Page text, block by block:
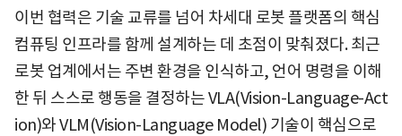
이번 협력은 기술 교류를 넘어 차세대 로봇 플랫폼의 핵심
컴퓨팅 인프라를 함께 설계하는 데 초점이 맞춰졌다. 최근
로봇 업계에서는 주변 환경을 인식하고, 언어 명령을 이해
한 뒤 스스로 행동을 결정하는 VLA(Vision-Language-Act
ion)와 VLM(Vision-Language Model) 기술이 핵심으로